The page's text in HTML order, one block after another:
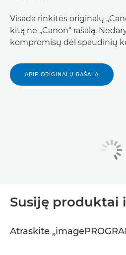
Visada rinkitės originalų
kitą ne „Canon“ rašalą.
kompromisų dėl spaudinių
APIE ORIGINALŲ RAŠALĄ
Susiję produktai
Atraskite